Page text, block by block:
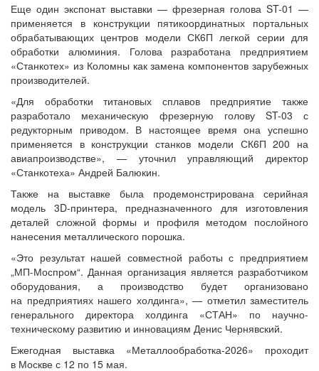
Еще один экспонат выставки — фрезерная голова ST-01 —
применяется в конструкции пятикоординатных портальных
обрабатывающих центров модели СК6П легкой серии для
обработки алюминия. Голова разработана предприятием
«Станкотех» из Коломны как замена компонентов зарубежных
производителей.
«Для обработки титановых сплавов предприятие также
разработало механическую фрезерную голову ST-03 с
редукторным приводом. В настоящее время она успешно
применяется в конструкции станков модели СК6П 200 на
авиапроизводстве», — уточнил управляющий директор
«Станкотеха» Андрей Балюкин.
Также на выставке была продемонстрирована серийная
модель 3D-принтера, предназначенного для изготовления
деталей сложной формы и профиля методом послойного
нанесения металлического порошка.
«Это результат нашей совместной работы с предприятием
„МП-Моспром“. Данная организация является разработчиком
оборудования, а производство будет организовано
на предприятиях нашего холдинга», — отметил заместитель
генерального директора холдинга «СТАН» по научно-
техническому развитию и инновациям Денис Чернявский.
Ежегодная выставка «Металлообработка-2026» проходит
в Москве с 12 по 15 мая.